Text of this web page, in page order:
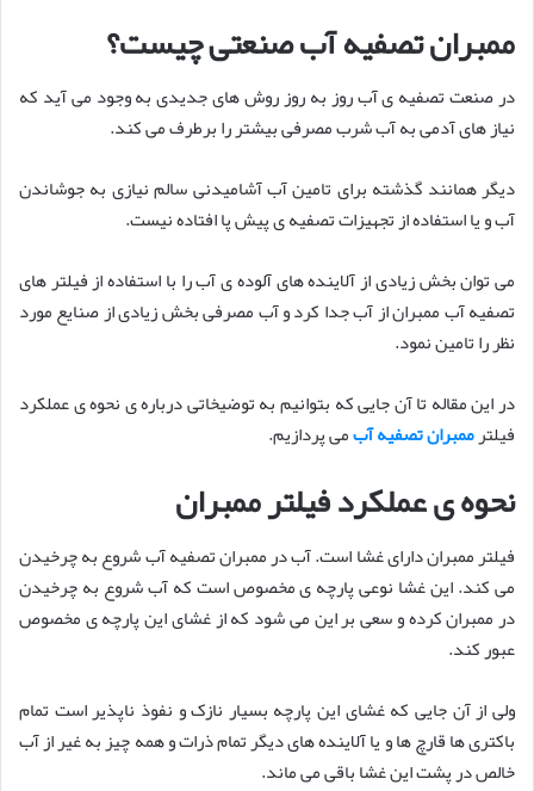
ممبران تصفیه آب صنعتی چیست؟
در صنعت تصفیه ی آب روز به روز روش های جدیدی به وجود می آید که
نیاز های آدمی به آب شرب مصرفی بیشتر را برطرف می کند.
دیگر همانند گذشته برای تامین آب آشامیدنی سالم نیازی به جوشاندن
آب و یا استفاده از تجهیزات تصفیه ی پیش پا افتاده نیست.
می توان بخش زیادی از آلاینده های آلوده ی آب را با استفاده از فیلتر های
تصفیه آب ممبران از آب جدا کرد و آب مصرفی بخش زیادی از صنایع مورد
نظر را تامین نمود.
در این مقاله تا آن جایی که بتوانیم به توضیخاتی درباره ی نحوه ی عملکرد
فیلترممبران تصفیه آبمی پردازیم.
نحوه ی عملکرد فیلتر ممبران
فیلتر ممبران دارای غشا است. آب در ممبران تصفیه آب شروع به چرخیدن
می کند. این غشا نوعی پارچه ی مخصوص است که آب شروع به چرخیدن
در ممبران کرده و سعی بر این می شود که از غشای این پارچه ی مخصوص
عبور کند.
ولی از آن جایی که غشای این پارچه بسیار نازک و نفوذ ناپذیر است تمام
باکتری ها قارچ ها و یا آلاینده های دیگر تمام ذرات و همه چیز به غیر از آب
خالص در پشت این غشا باقی می ماند.